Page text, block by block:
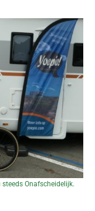
Onafscheidelijk.